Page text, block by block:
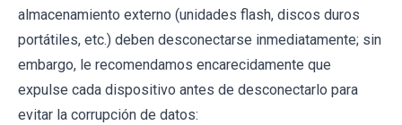
almacenamiento externo (unidades flash, discos duros
portátiles, etc.) deben desconectarse inmediatamente; sin
embargo, le recomendamos encarecidamente que
expulse cada dispositivo antes de desconectarlo para
evitar la corrupción de datos: